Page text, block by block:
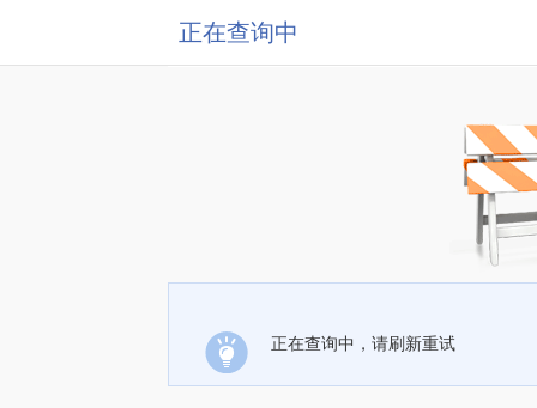
正在查询中
正在查询中，请刷新重试